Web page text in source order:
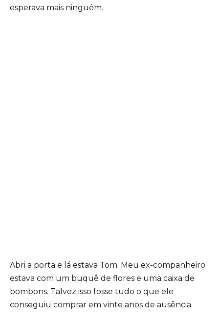
esperava mais ninguém.
Abri a porta e lá estava Tom. Meu ex-companheiro
estava com um buquê de flores e uma caixa de
bombons. Talvez isso fosse tudo o que ele
conseguiu comprar em vinte anos de ausência.